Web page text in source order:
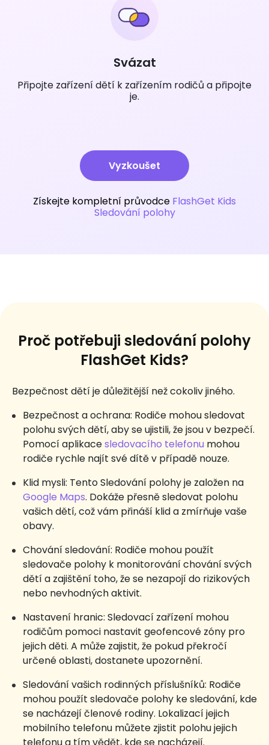
Svázat
Připojte zařízení dětí k zařízením rodičů a připojte
je.
Vyzkoušet
Získejte kompletní průvodce FlashGet Kids
Sledování polohy
Proč potřebuji sledování polohy
FlashGet Kids?
Bezpečnost dětí je důležitější než cokoliv jiného.
Bezpečnost a ochrana: Rodiče mohou sledovat
polohu svých dětí, aby se ujistili, že jsou v bezpečí.
Pomocí aplikacesledovacího telefonu mohou
rodiče rychle najít své dítě v případě nouze.
Klid mysli: Tento Sledování polohy je založen na
Google Maps. Dokáže přesně sledovat polohu
vašich dětí, což vám přináší klid a zmírňuje vaše
obavy.
Chování sledování: Rodiče mohou použít
sledovače polohy k monitorování chování svých
dětí a zajištění toho, že se nezapojí do rizikových
nebo nevhodných aktivit.
Nastavení hranic: Sledovací zařízení mohou
rodičům pomoci nastavit geofencové zóny pro
jejich děti. A může zajistit, že pokud překročí
určené oblasti, dostanete upozornění.
Sledování vašich rodinných příslušníků: Rodiče
mohou použít sledovače polohy ke sledování, kde
se nacházejí členové rodiny. Lokalizací jejich
mobilního telefonu můžete zjistit polohu jejich